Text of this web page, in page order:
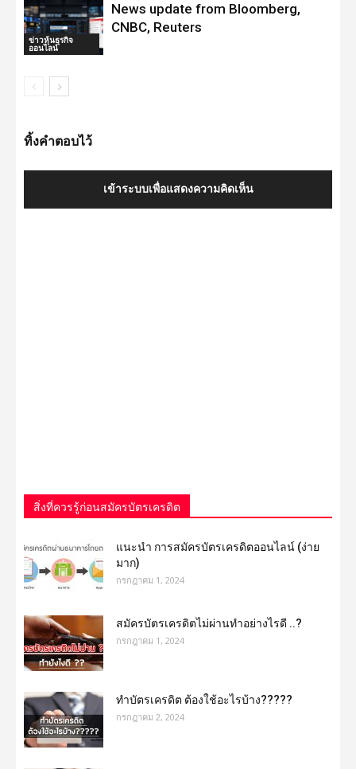
ข่าวหุ้นธุรกิจ
ออนไลน์
News update from Bloomberg,
CNBC, Reuters
ทิ้งคำตอบไว้
เข้าระบบเพื่อแสดงความคิดเห็น
สิ่งที่ควรรู้ก่อนสมัครบัตรเครดิต
แนะนำ การสมัครบัตรเครดิตออนไลน์ (ง่าย
มาก)
กรกฎาคม 1, 2024
สมัครบัตรเครดิตไม่ผ่านทำอย่างไรดี ..?
กรกฎาคม 1, 2024
ทำบัตรเครดิต ต้องใช้อะไรบ้าง?????
กรกฎาคม 2, 2024